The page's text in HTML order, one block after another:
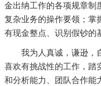
金出纳工作的各项规章制
复杂业务的操作要领；掌
有现金整点、识别假钞的
我为人真诚，谦逊，
喜欢有挑战性的工作，踏
和分析能力、团队合作能